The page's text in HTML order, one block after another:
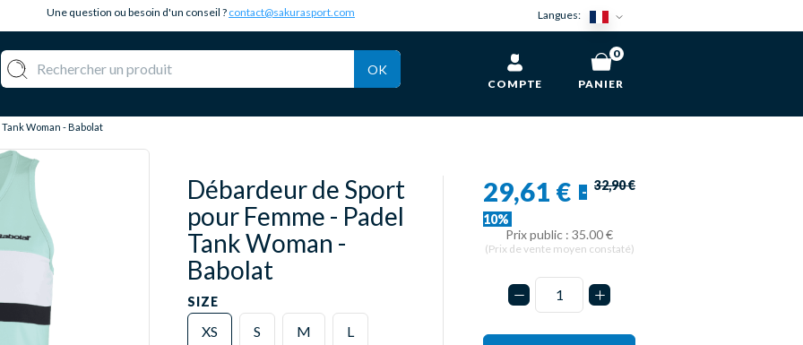
Une question ou besoin d'un conseil ? contact@sakurasport.com Langues:
OK
COMPTE PANIER
0
Woman - Babolat
Débardeur de Sport
pour Femme - Padel
Tank Woman -
Babolat
SIZE
XS S M L
29,61 €
-
10%
32,90 €
Prix public : 35.00 €
(Prix de vente moyen constaté)